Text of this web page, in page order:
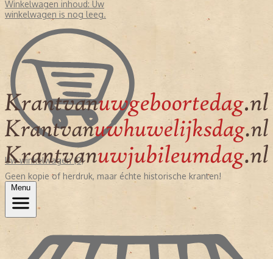
Winkelwagen inhoud: Uw
winkelwagen is nog leeg.
Uw winkelwagen (0)
Geen kopie of herdruk, maar échte historische kranten!
Menu